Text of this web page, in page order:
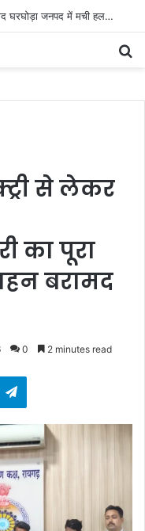
‘सामुदायिक विकास निधि’ पर सख्ती: RTI के बाद घरघोड़ा जनपद में मची हलचल, 14 अगस्त तक पूरा हिसाब देने का निर्देश
से लेकर
का पूरा
बरामद
0 2 minutes read
Telegram